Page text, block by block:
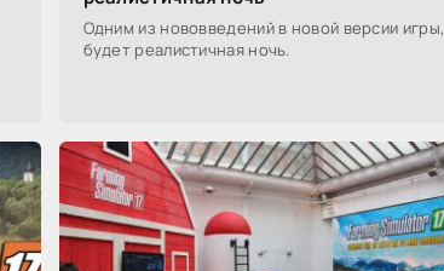
Одним из нововведений в новой версии игры,
будет реалистичная ночь.